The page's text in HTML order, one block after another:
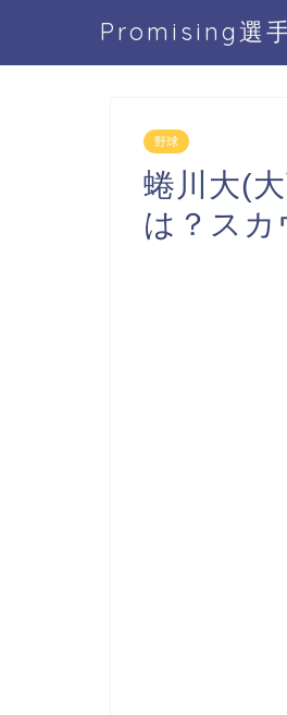
Promising選
野球
蜷川大(
は？スカ